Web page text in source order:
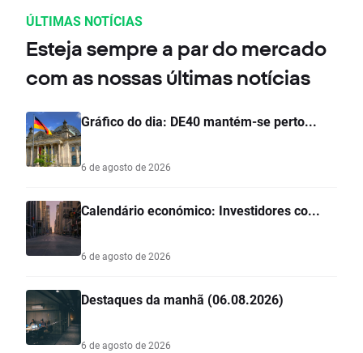
ÚLTIMAS NOTÍCIAS
Esteja sempre a par do mercado
com as nossas últimas notícias
Gráfico do dia: DE40 mantém-se perto...
6 de agosto de 2026
Calendário económico: Investidores co...
6 de agosto de 2026
Destaques da manhã (06.08.2026)
6 de agosto de 2026